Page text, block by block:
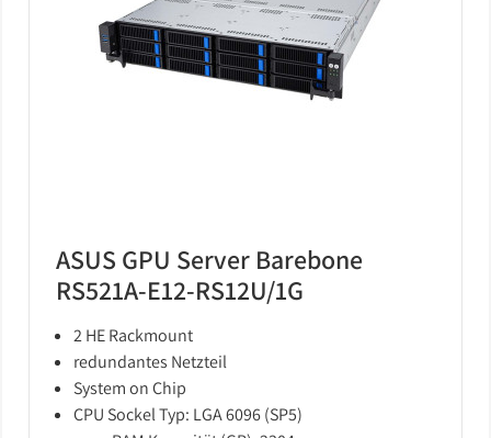
ASUS GPU Server Barebone
RS521A-E12-RS12U/1G
2 HE Rackmount
redundantes Netzteil
System on Chip
CPU Sockel Typ: LGA 6096 (SP5)